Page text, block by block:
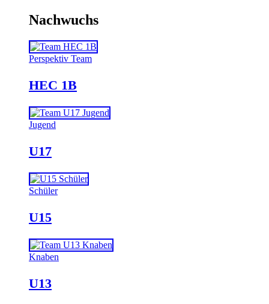
Nachwuchs
Perspektiv Team
HEC 1B
Jugend
U17
Schüler
U15
Knaben
U13